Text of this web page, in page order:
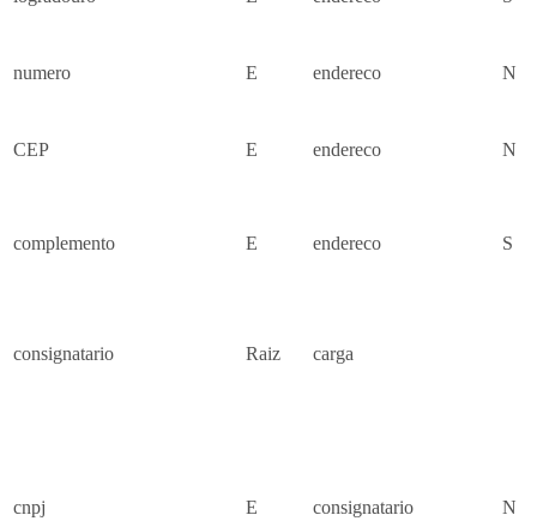
numero E endereco N
CEP E endereco N
complemento E endereco S
consignatario Raiz carga
cnpj E consignatario N